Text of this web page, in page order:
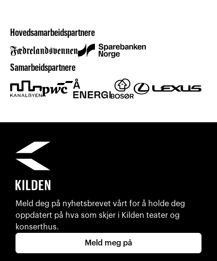
Hovedsamarbeidspartnere
Samarbeidspartnere
Meld deg på nyhetsbrevet vårt for å holde deg
oppdatert på hva som skjer i Kilden teater og
konserthus.
Meld meg på